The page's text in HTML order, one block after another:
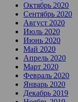
Октябрь 2020
Сентябрь 2020
Август 2020
Июль 2020
Июнь 2020
Май 2020
Апрель 2020
Март 2020
Февраль 2020
Январь 2020
Декабрь 2019